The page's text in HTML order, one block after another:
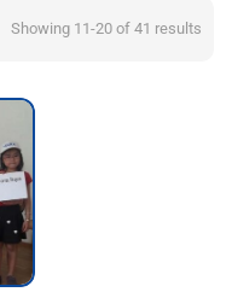
Showing 11-20 of 41 results